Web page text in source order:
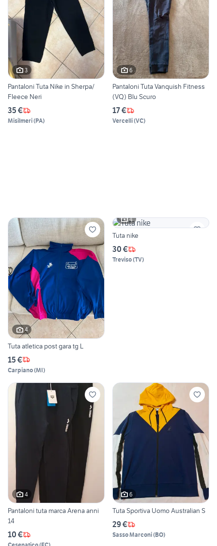
3
Pantaloni Tuta Nike in Sherpa/
Fleece Neri
35 €
Misilmeri(PA)
6
Pantaloni Tuta Vanquish Fitness
(VQ) Blu Scuro
17 €
Vercelli(VC)
4
Tuta atletica post gara tg L
15 €
Carpiano(MI)
4
Tuta nike
30 €
Treviso(TV)
4
Pantaloni tuta marca Arena anni
14
10 €
6
Tuta Sportiva Uomo Australian S
29 €
Sasso Marconi(BO)